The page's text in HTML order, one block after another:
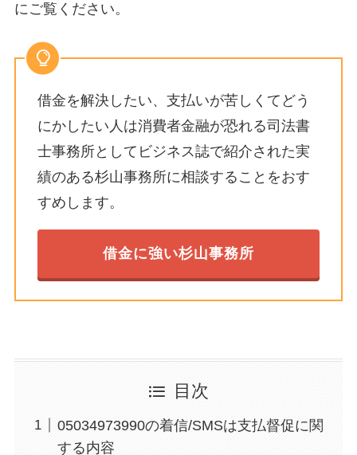
にご覧ください。
借金を解決したい、支払いが苦しくてどう
にかしたい人は消費者金融が恐れる司法書
士事務所としてビジネス誌で紹介された実
績のある杉山事務所に相談することをおす
すめします。
借金に強い杉山事務所
目次
05034973990の着信/SMSは支払督促に関
する内容